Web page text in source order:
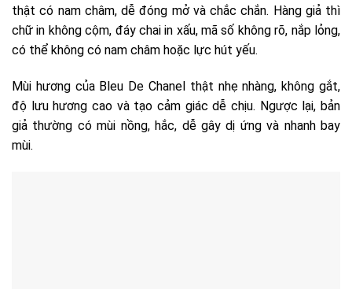
thật có nam châm, dễ đóng mở và chắc chắn. Hàng giả thì
chữ in không cộm, đáy chai in xấu, mã số không rõ, nắp lỏng,
có thể không có nam châm hoặc lực hút yếu.
Mùi hương của Bleu De Chanel thật nhẹ nhàng, không gắt,
độ lưu hương cao và tạo cảm giác dễ chịu. Ngược lại, bản
giả thường có mùi nồng, hắc, dễ gây dị ứng và nhanh bay
mùi.